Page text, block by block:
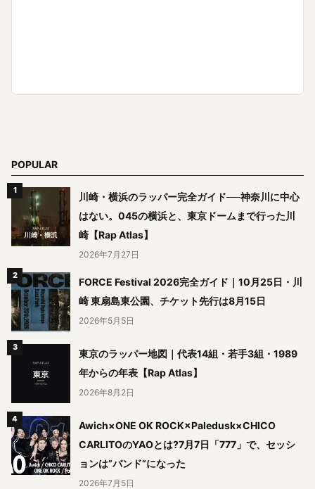
POPULAR
川崎・横浜のラッパー完全ガイド──神奈川に中心
はない。045の横浜と、東京ドームまで行った川
崎【Rap Atlas】
2026年7月27日
FORCE Festival 2026完全ガイド｜10月25日・川
崎 東扇島東公園、チケット先行は8月15日
2026年5月5日
東京のラッパー地図｜代表14組・若手3組・1989
年からの年表【Rap Atlas】
2026年8月2日
Awich×ONE OK ROCK×Paledusk×CHICO
CARLITOのYAOとは?7月7日「777」で、セッシ
ョンは”バンド”になった
2026年7月5日